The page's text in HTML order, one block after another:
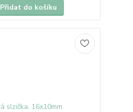
Přidat do košíku